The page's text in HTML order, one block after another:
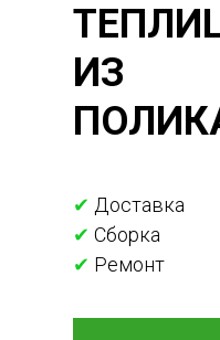
ИЗ
✔ Доставка
✔ Сборка
✔ Ремонт